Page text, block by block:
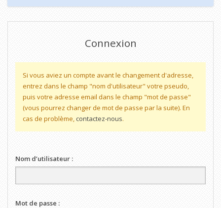
Connexion
Si vous aviez un compte avant le changement d'adresse,
entrez dans le champ "nom d'utilisateur" votre pseudo,
puis votre adresse email dans le champ "mot de passe"
(vous pourrez changer de mot de passe par la suite). En
cas de problème, contactez-nous.
Nom d’utilisateur :
Mot de passe :